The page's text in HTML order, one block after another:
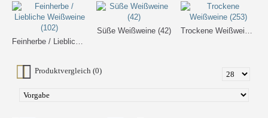
Feinherbe / Liebliche Weißweine (102)
Süße Weißweine (42) Trockene Weißweine (253)
Produktvergleich (0)